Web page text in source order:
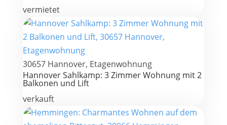
vermietet
30657 Hannover, Etagenwohnung
Hannover Sahlkamp: 3 Zimmer Wohnung mit 2
Balkonen und Lift
verkauft